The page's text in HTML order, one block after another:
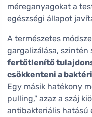
méreganyagokat a
egészségi állapot
A természetes
gargalizálása, szintén
fertőtlenítő
csökkenteni a
Egy másik hatékony
pulling," azaz a száj
antibakteriális hatású